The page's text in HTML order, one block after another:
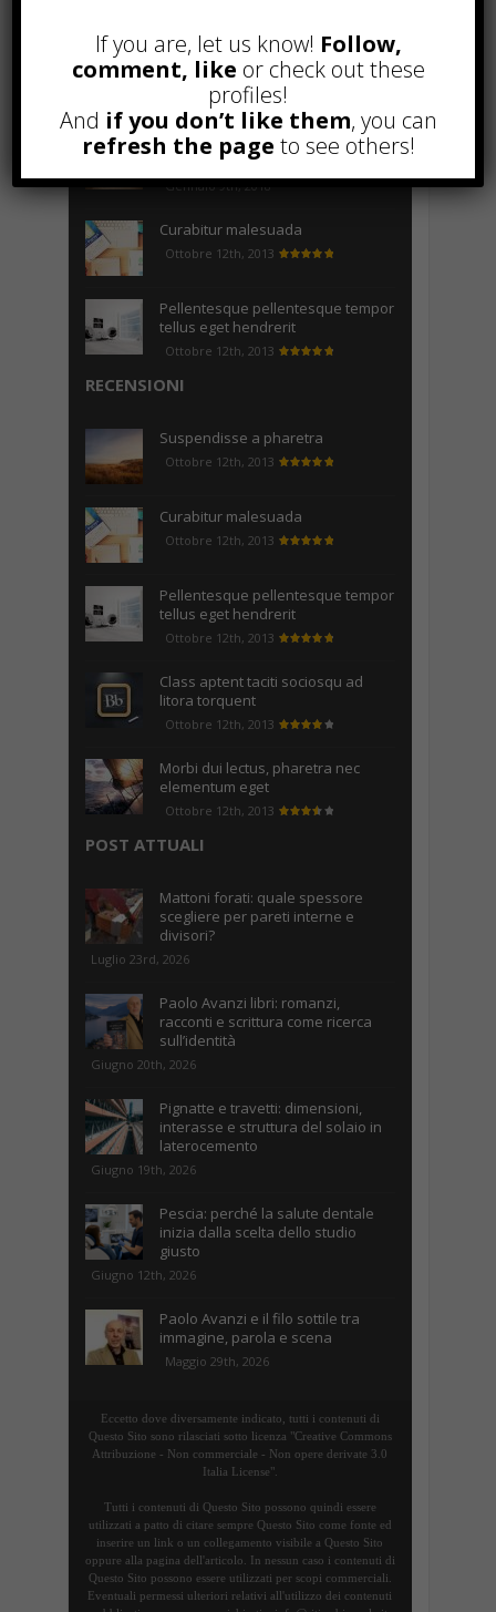
Noleggio a breve e lungo termine,
le differenze
Maggio 15th, 2018
Come realizzare un cancelletto per
Gennaio 9th, 2018
Curabitur malesuada
Ottobre 12th, 2013
Pellentesque pellentesque tempor
tellus eget hendrerit
Ottobre 12th, 2013
RECENSIONI
Suspendisse a pharetra
Ottobre 12th, 2013
Curabitur malesuada
Ottobre 12th, 2013
Pellentesque pellentesque tempor
tellus eget hendrerit
Ottobre 12th, 2013
Class aptent taciti sociosqu ad
litora torquent
Ottobre 12th, 2013
Morbi dui lectus, pharetra nec
elementum eget
Ottobre 12th, 2013
POST ATTUALI
Mattoni forati: quale spessore
scegliere per pareti interne e
divisori?
Luglio 23rd, 2026
Paolo Avanzi libri: romanzi,
racconti e scrittura come ricerca
sull’identità
Giugno 20th, 2026
Pignatte e travetti: dimensioni,
interasse e struttura del solaio in
laterocemento
Giugno 19th, 2026
Pescia: perché la salute dentale
inizia dalla scelta dello studio
giusto
Giugno 12th, 2026
Paolo Avanzi e il filo sottile tra
immagine, parola e scena
Maggio 29th, 2026
Eccetto dove diversamente indicato, tutti i contenuti di
Questo Sito sono rilasciati sotto licenza "Creative Commons
Attribuzione - Non commerciale - Non opere derivate 3.0
Italia License".
Tutti i contenuti di Questo Sito possono quindi essere
utilizzati a patto di citare sempre Questo Sito come fonte ed
inserire un link o un collegamento visibile a Questo Sito
oppure alla pagina dell'articolo. In nessun caso i contenuti di
Questo Sito possono essere utilizzati per scopi commerciali.
Eventuali permessi ulteriori relativi all'utilizzo dei contenuti
If you are, let us know! Follow,
comment, like or check out these
profiles!
And if you don’t like them, you can
refresh the page to see others!